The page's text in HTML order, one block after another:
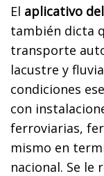
El aplicativo
también dicta
transporte
lacustre y
condiciones
con
ferroviarias,
mismo en
nacional. Se le